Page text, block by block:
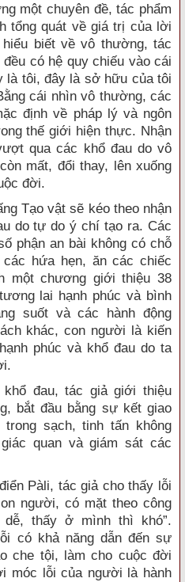
một chuyên đề, tác phẩm
tổng quát về giá trị của lời
biết về vô thường, tác
có hệ quy chiếu vào cái
tôi, đây là sở hữu của tôi
cái nhìn vô thường, các
định về pháp lý và ngôn
thế giới hiện thực. Nhận
qua các khổ đau do vô
mất, đổi thay, lên xuống
đời.
Tạo vật sẽ kéo theo nhận
do tự do ý chí tạo ra. Các
phận an bài không có chỗ
hứa hẹn, ăn các chiếc
một chương giới thiệu 38
lai hạnh phúc và bình
suốt và các hành động
khác, con người là kiến
phúc và khổ đau do ta
đau, tác giả giới thiệu
bắt đầu bằng sự kết giao
sạch, tinh tấn không
quan và giám sát các
Pàli, tác giả cho thấy lỗi
người, có mặt theo công
thấy ở mình thì khó”.
có khả năng dẫn đến sự
che tội, làm cho cuộc đời
móc lỗi của người là hành